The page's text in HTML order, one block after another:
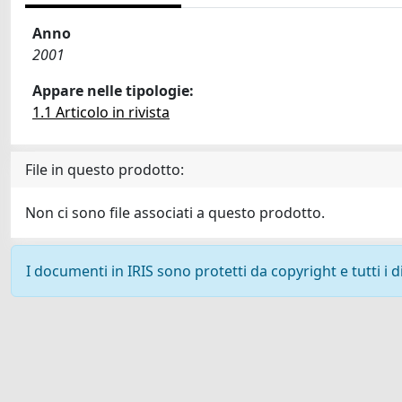
Anno
2001
Appare nelle tipologie:
1.1 Articolo in rivista
File in questo prodotto:
Non ci sono file associati a questo prodotto.
I documenti in IRIS sono protetti da copyright e tutti i